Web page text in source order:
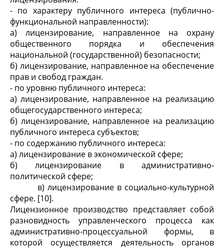
- по характеру публичного интереса (публично-
функциональной направленности):
а) лицензирование, направленное на охрану
общественного порядка и обеспечения
национальной (государственной) безопасности;
б) лицензирование, направленное на обеспечение
прав и свобод граждан.
- по уровню публичного интереса:
а) лицензирование, направленное на реализацию
общегосударственного интереса;
б) лицензирование, направленное на реализацию
публичного интереса субъектов;
- по содержанию публичного интереса:
а) лицензирование в экономической сфере;
б) лицензирование в административно-
политической сфере;
в) лицензирование в социально-культурной
сфере. [10].
Лицензионное производство представляет собой
разновидность управленческого процесса как
административно-процессуальной формы, в
которой осуществляется деятельность органов